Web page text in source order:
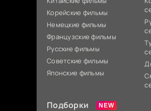
Корейские фильмы
Немецкие фильмы
Французские фильмы
Русские фильмы
Советские фильмы
Японские фильмы
Подборки